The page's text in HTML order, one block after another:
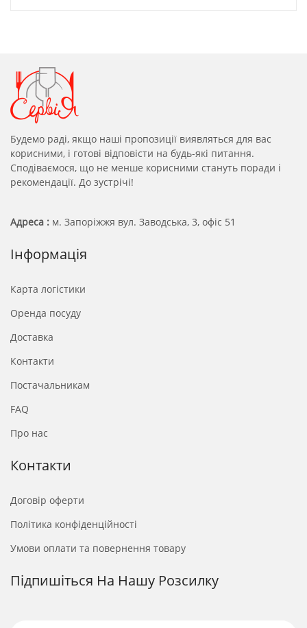
Будемо раді, якщо наші пропозиції виявляться для вас
корисними, і готові відповісти на будь-які питання.
Сподіваємося, що не менше корисними стануть поради і
рекомендації. До зустрічі!
Адреса : м. Запоріжжя вул. Заводська, 3, офіс 51
Інформація
Карта логістики
Оренда посуду
Доставка
Контакти
Постачальникам
FAQ
Про нас
Контакти
Договір оферти
Політика конфіденційності
Умови оплати та повернення товару
Підпишіться На Нашу Розсилку